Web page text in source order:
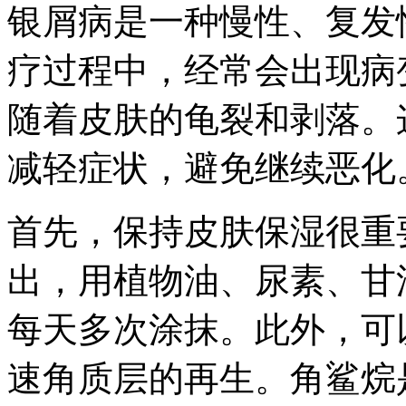
银屑病是一种慢性、复
疗过程中，经常会出现
随着皮肤的龟裂和剥落
减轻症状，避免继续恶化
首先，保持皮肤保湿很
出，用植物油、尿素、
每天多次涂抹。此外，
速角质层的再生。角鲨